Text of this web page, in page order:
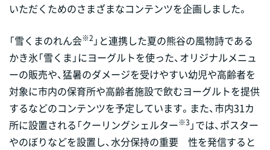
いただくためのさまざまなコンテンツを企画しました。
「雪くまのれん会※2 」と連携した夏の熊谷の風物詩である
かき氷「雪くま」にヨーグルトを使った、オリジナルメニュ
ーの販売や、猛暑のダメージを受けやすい幼児や高齢者を
対象に市内の保育所や高齢者施設で飲むヨーグルトを提供
するなどのコンテンツを予定しています。また、市内31カ
所に設置される「クーリングシェルター※3 」では、ポスター
やのぼりなどを設置し、水分保持の重要 性を発信すると